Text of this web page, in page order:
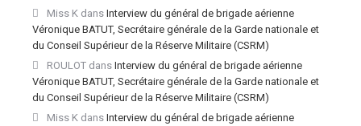
Miss K dans Interview du général de brigade aérienne
Véronique BATUT, Secrétaire générale de la Garde nationale et
du Conseil Supérieur de la Réserve Militaire (CSRM)
ROULOT dans Interview du général de brigade aérienne
Véronique BATUT, Secrétaire générale de la Garde nationale et
du Conseil Supérieur de la Réserve Militaire (CSRM)
Miss K dans Interview du général de brigade aérienne